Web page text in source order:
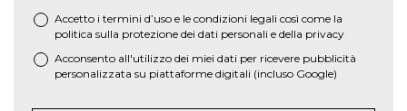
* Accetto i termini d’uso e le condizioni legali così come la
politica sulla protezione dei dati personali e della privacy
Acconsento all'utilizzo dei miei dati per ricevere pubblicità
personalizzata su piattaforme digitali (incluso Google)